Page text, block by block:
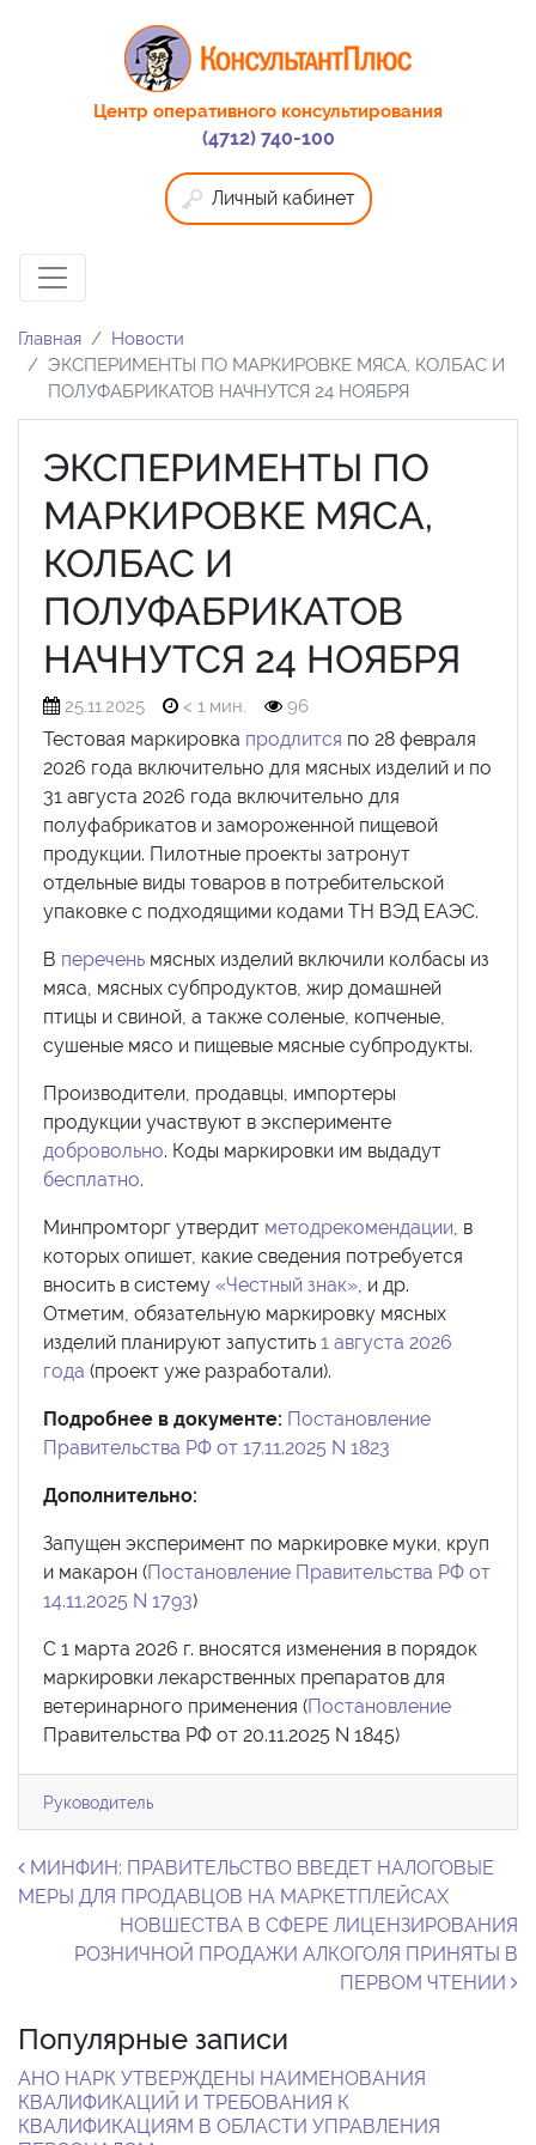
Центр оперативного консультирования
(4712) 740-100
Личный кабинет
Главная
Новости
ЭКСПЕРИМЕНТЫ ПО МАРКИРОВКЕ МЯСА, КОЛБАС И
ПОЛУФАБРИКАТОВ НАЧНУТСЯ 24 НОЯБРЯ
ЭКСПЕРИМЕНТЫ ПО
МАРКИРОВКЕ МЯСА,
КОЛБАС И
ПОЛУФАБРИКАТОВ
НАЧНУТСЯ 24 НОЯБРЯ
25.11.2025 < 1 мин. 96
Тестовая маркировка продлится по 28 февраля
2026 года включительно для мясных изделий и по
31 августа 2026 года включительно для
полуфабрикатов и замороженной пищевой
продукции. Пилотные проекты затронут
отдельные виды товаров в потребительской
упаковке с подходящими кодами ТН ВЭД ЕАЭС.
В перечень мясных изделий включили колбасы из
мяса, мясных субпродуктов, жир домашней
птицы и свиной, а также соленые, копченые,
сушеные мясо и пищевые мясные субпродукты.
Производители, продавцы, импортеры
продукции участвуют в эксперименте
добровольно. Коды маркировки им выдадут
бесплатно.
Минпромторг утвердит методрекомендации, в
которых опишет, какие сведения потребуется
вносить в систему «Честный знак», и др.
Отметим, обязательную маркировку мясных
изделий планируют запустить 1 августа 2026
года (проект уже разработали).
Подробнее в документе: Постановление
Правительства РФ от 17.11.2025 N 1823
Дополнительно:
Запущен эксперимент по маркировке муки, круп
и макарон (Постановление Правительства РФ от
14.11.2025 N 1793)
С 1 марта 2026 г. вносятся изменения в порядок
маркировки лекарственных препаратов для
ветеринарного применения (Постановление
Правительства РФ от 20.11.2025 N 1845)
Руководитель
Навигация по записям
МИНФИН: ПРАВИТЕЛЬСТВО ВВЕДЕТ НАЛОГОВЫЕ
МЕРЫ ДЛЯ ПРОДАВЦОВ НА МАРКЕТПЛЕЙСАХ
НОВШЕСТВА В СФЕРЕ ЛИЦЕНЗИРОВАНИЯ
РОЗНИЧНОЙ ПРОДАЖИ АЛКОГОЛЯ ПРИНЯТЫ В
ПЕРВОМ ЧТЕНИИ
Популярные записи
АНО НАРК УТВЕРЖДЕНЫ НАИМЕНОВАНИЯ
КВАЛИФИКАЦИЙ И ТРЕБОВАНИЯ К
КВАЛИФИКАЦИЯМ В ОБЛАСТИ УПРАВЛЕНИЯ